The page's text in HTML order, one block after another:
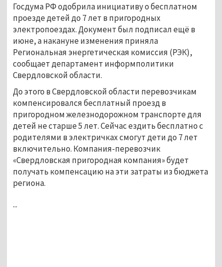
Госдума РФ одобрила инициативу о бесплатном
проезде детей до 7 лет в пригородных
электропоездах. Документ был подписал ещё в
июне, а накануне изменения приняла
Региональная энергетическая комиссия (РЭК),
сообщает департамент информполитики
Свердловской области.
До этого в Свердловской области перевозчикам
компенсировался бесплатный проезд в
пригородном железнодорожном транспорте для
детей не старше 5 лет. Сейчас ездить бесплатно с
родителями в электричках смогут дети до 7 лет
включительно. Компания-перевозчик
«Свердловская пригородная компания» будет
получать компенсацию на эти затраты из бюджета
региона.
...